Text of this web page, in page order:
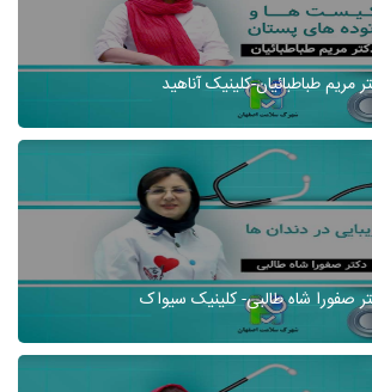
مریم طباطبائیان-کلینیک آناهید
صفورا شاه طالبی- کلینیک سیواک